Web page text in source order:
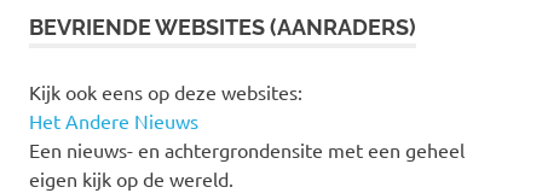
BEVRIENDE WEBSITES (AANRADERS)
Kijk ook eens op deze websites:
Het Andere Nieuws
Een nieuws- en achtergrondensite met een geheel
eigen kijk op de wereld.